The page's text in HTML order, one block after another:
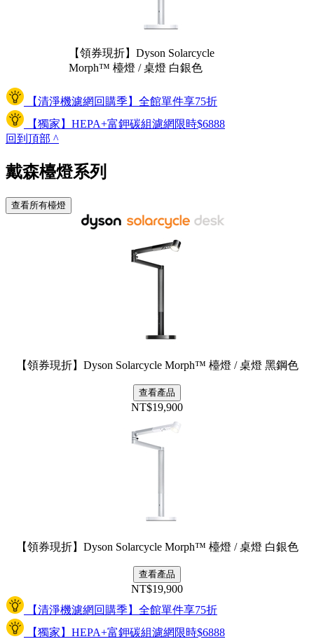
【領券現折】Dyson Solarcycle
Morph™ 檯燈 / 桌燈 白銀色
【清淨機濾網回購季】全館單件享75折
【獨家】HEPA+富鉀碳組濾網限時$6888
回到頂部 ^
戴森檯燈系列
查看所有檯燈
【領券現折】Dyson Solarcycle Morph™ 檯燈 / 桌燈 黑鋼色
查看產品
NT$19,900
【領券現折】Dyson Solarcycle Morph™ 檯燈 / 桌燈 白銀色
查看產品
NT$19,900
【清淨機濾網回購季】全館單件享75折
【獨家】HEPA+富鉀碳組濾網限時$6888